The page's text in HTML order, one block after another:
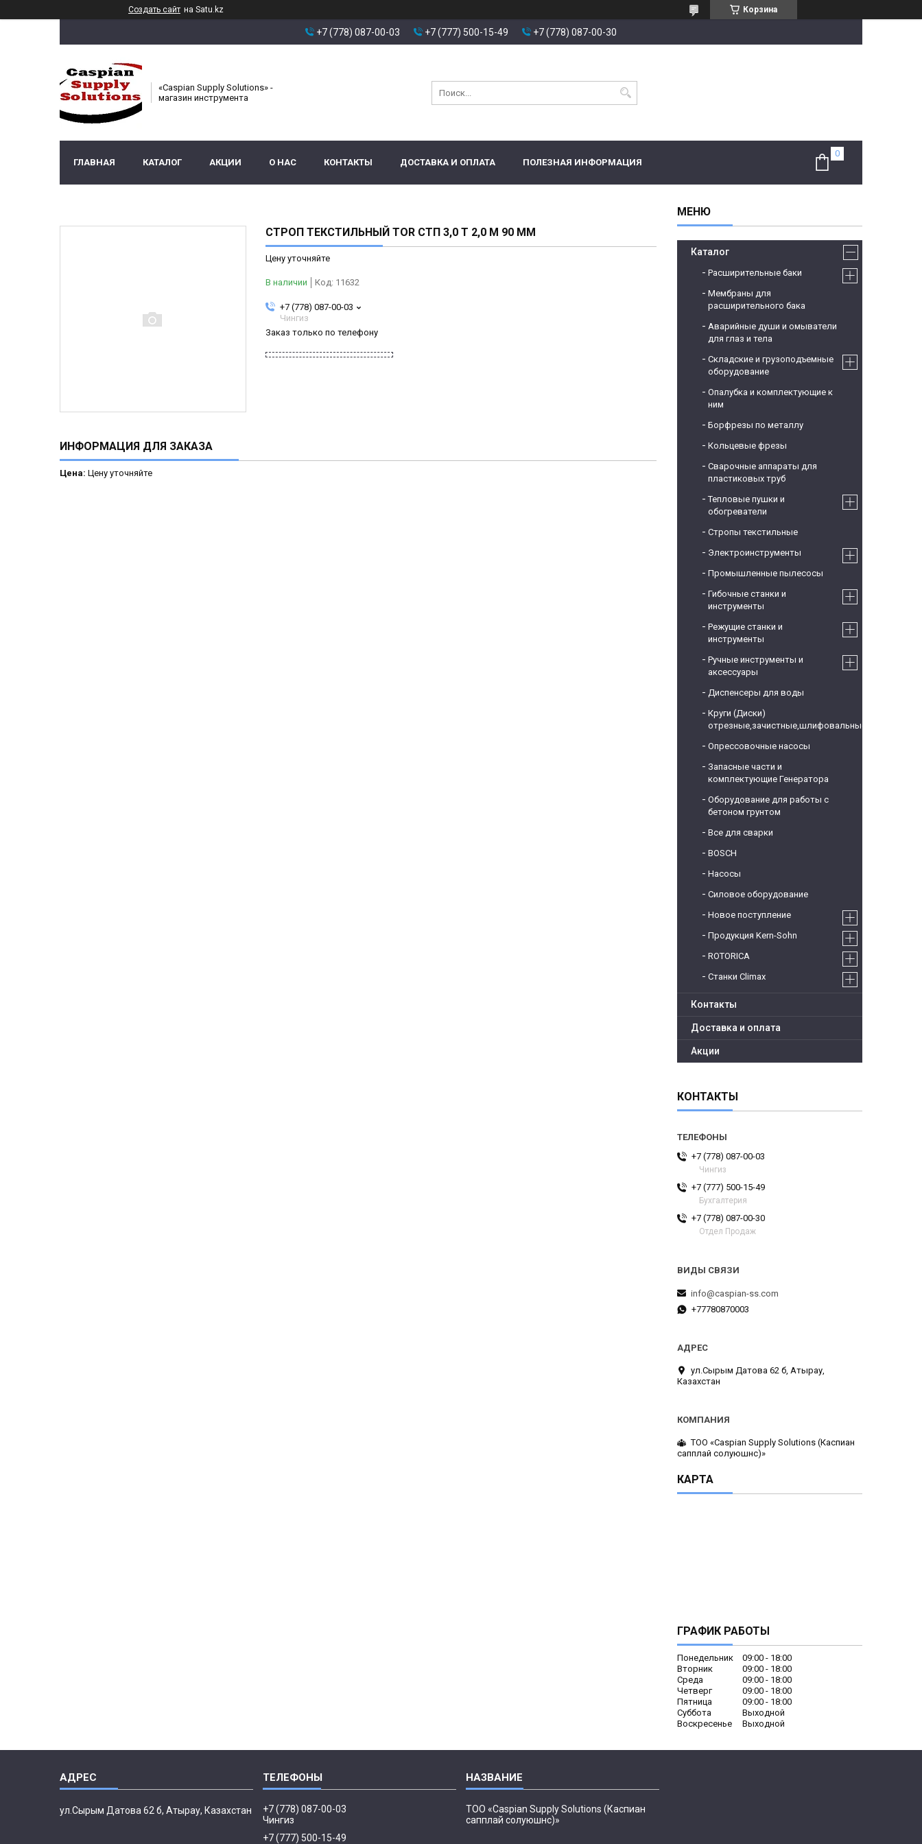
Создать сайт на Satu.kz Корзина
+7 (778) 087-00-03 +7 (777) 500-15-49 +7 (778) 087-00-30
«Caspian Supply Solutions» -
магазин инструмента
ГЛАВНАЯ КАТАЛОГ АКЦИИ О НАС КОНТАКТЫ ДОСТАВКА И ОПЛАТА ПОЛЕЗНАЯ ИНФОРМАЦИЯ
СТРОП ТЕКСТИЛЬНЫЙ TOR СТП 3,0 Т 2,0 М 90 ММ
Цену уточняйте
В наличии Код: 11632
+7 (778) 087-00-03
Чингиз
Заказ только по телефону
ИНФОРМАЦИЯ ДЛЯ ЗАКАЗА
Цена: Цену уточняйте
Каталог
Расширительные баки
Мембраны для
расширительного бака
Аварийные души и омыватели
для глаз и тела
Складские и грузоподъемные
оборудование
Опалубка и комплектующие к
ним
Борфрезы по металлу
Кольцевые фрезы
Сварочные аппараты для
пластиковых труб
Тепловые пушки и
обогреватели
Стропы текстильные
Электроинструменты
Промышленные пылесосы
Гибочные станки и
инструменты
Режущие станки и
инструменты
Ручные инструменты и
аксессуары
Диспенсеры для воды
Круги (Диски)
отрезные,зачистные,шлифовальные
Опрессовочные насосы
Запасные части и
комплектующие Генератора
Оборудование для работы с
бетоном грунтом
Все для сварки
BOSCH
Насосы
Силовое оборудование
Новое поступление
Продукция Kern-Sohn
ROTORICA
Станки Climax
Контакты
Доставка и оплата
Акции
КОНТАКТЫ
+7 (778) 087-00-03
Чингиз
+7 (777) 500-15-49
Бухгалтерия
+7 (778) 087-00-30
Отдел Продаж
info@caspian-ss.com
+77780870003
ул.Сырым Датова 62 б, Атырау,
Казахстан
ТОО «Caspian Supply Solutions (Каспиан
сапплай солуюшнс)»
КАРТА
ГРАФИК РАБОТЫ
Понедельник 09:00
18:00
Вторник
09:00
18:00
Среда
09:00
18:00
Четверг
09:00
18:00
Пятница
09:00
18:00
Суббота
Выходной
Воскресенье
Выходной
ул.Сырым Датова 62 б, Атырау, Казахстан
+7 (778) 087-00-03
Чингиз
+7 (777) 500-15-49
ТОО «Caspian Supply Solutions (Каспиан
сапплай солуюшнс)»